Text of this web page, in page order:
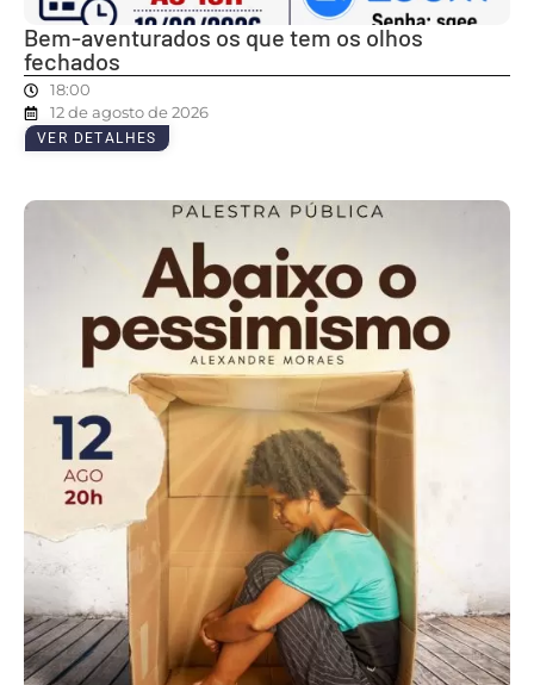
Bem-aventurados os que tem os olhos
fechados
18:00
12 de agosto de 2026
VER DETALHES